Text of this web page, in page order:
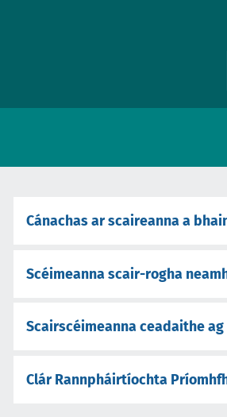
Cánachas ar scaireanna a
Scéimeanna scair-rogha
Scairscéimeanna ceadaithe
Clár Rannpháirtíochta